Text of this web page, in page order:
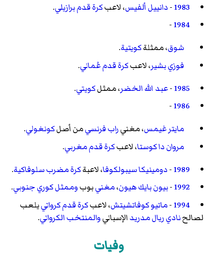
1983
-دانييل ألفيس، لاعبكرة قدمبرازيلي.
1984
-
شوق، ممثلةكويتية.
فوزي بشير، لاعبكرة قدمعُماني.
1985
-عبد الله الخضر، ممثلكويتي.
1986
-
مايتر غيمس، مغنيرابفرنسيمن أصلكونغولي.
مروان دا كوستا، لاعبكرة قدممغربي.
1989
-دومينيكا سيبولكوفا، لاعبةكرة مضربسلوفاكية.
1992
-بيون بايك هيون،مغنيبوبوممثلكوري جنوبي.
1994
-ماتيو كوفاتشيتش، لاعبكرة قدمكرواتييلعب
لصالحنادي ريال مدريدالإسبانيوالمنتخب الكرواتي.
وفيات